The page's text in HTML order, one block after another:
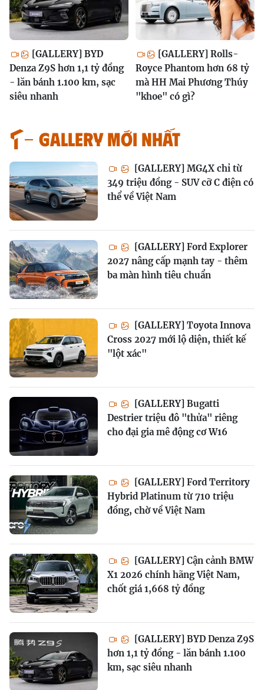
[GALLERY] BYD
Denza Z9S hơn 1,1 tỷ đồng
- lăn bánh 1.100 km, sạc
siêu nhanh
[GALLERY] Rolls-
Royce Phantom hơn 68 tỷ
mà HH Mai Phương Thúy
"khoe" có gì?
GALLERY MỚI NHẤT
[GALLERY] MG4X chỉ từ
349 triệu đồng - SUV cỡ C điện có
thể về Việt Nam
[GALLERY] Ford Explorer
2027 nâng cấp mạnh tay - thêm
ba màn hình tiêu chuẩn
[GALLERY] Toyota Innova
Cross 2027 mới lộ diện, thiết kế
"lột xác"
[GALLERY] Bugatti
Destrier triệu đô "thửa" riêng
cho đại gia mê động cơ W16
[GALLERY] Ford Territory
Hybrid Platinum từ 710 triệu
đồng, chờ về Việt Nam
[GALLERY] Cận cảnh BMW
X1 2026 chính hãng Việt Nam,
chốt giá 1,668 tỷ đồng
[GALLERY] BYD Denza Z9S
hơn 1,1 tỷ đồng - lăn bánh 1.100
km, sạc siêu nhanh